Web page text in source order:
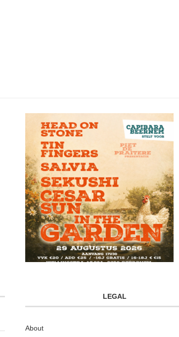
LEGAL
About